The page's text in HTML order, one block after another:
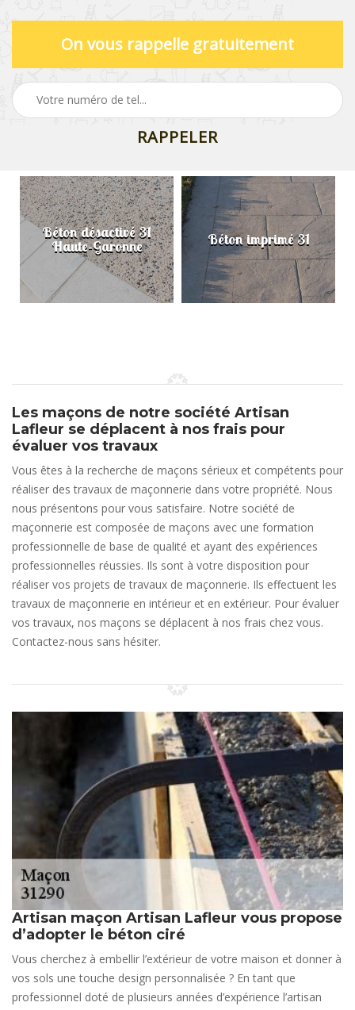
On vous rappelle gratuitement
Béton désactivé 31
Haute-Garonne Béton imprimé 31
Les maçons de notre société Artisan
Lafleur se déplacent à nos frais pour
évaluer vos travaux
Vous êtes à la recherche de maçons sérieux et compétents pour
réaliser des travaux de maçonnerie dans votre propriété. Nous
nous présentons pour vous satisfaire. Notre société de
maçonnerie est composée de maçons avec une formation
professionnelle de base de qualité et ayant des expériences
professionnelles réussies. Ils sont à votre disposition pour
réaliser vos projets de travaux de maçonnerie. Ils effectuent les
travaux de maçonnerie en intérieur et en extérieur. Pour évaluer
vos travaux, nos maçons se déplacent à nos frais chez vous.
Contactez-nous sans hésiter.
Artisan maçon Artisan Lafleur vous propose
d’adopter le béton ciré
Vous cherchez à embellir l’extérieur de votre maison et donner à
vos sols une touche design personnalisée ? En tant que
professionnel doté de plusieurs années d’expérience l’artisan